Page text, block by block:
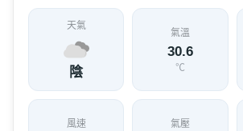
天氣
陰
氣溫
30.6
℃
風速 氣壓